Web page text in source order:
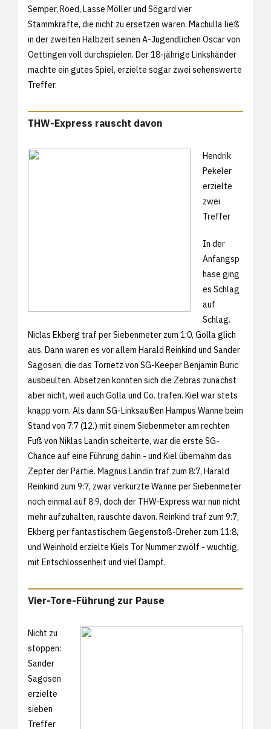
Semper, Roed, Lasse Möller und Sögard vier
Stammkräfte, die nicht zu ersetzen waren. Machulla ließ
in der zweiten Halbzeit seinen A-Jugendlichen Oscar von
Oettingen voll durchspielen. Der 18-jährige Linkshänder
machte ein gutes Spiel, erzielte sogar zwei sehenswerte
Treffer.
THW-Express rauscht davon
Hendrik
Pekeler
erzielte
zwei
Treffer
In der
Anfangsp
hase ging
es Schlag
auf
Schlag.
Niclas Ekberg traf per Siebenmeter zum 1:0, Golla glich
aus. Dann waren es vor allem Harald Reinkind und Sander
Sagosen, die das Tornetz von SG-Keeper Benjamin Buric
ausbeulten. Absetzen konnten sich die Zebras zunächst
aber nicht, weil auch Golla und Co. trafen. Kiel war stets
knapp vorn. Als dann SG-Linksaußen Hampus Wanne beim
Stand von 7:7 (12.) mit einem Siebenmeter am rechten
Fuß von Niklas Landin scheiterte, war die erste SG-
Chance auf eine Führung dahin - und Kiel übernahm das
Zepter der Partie. Magnus Landin traf zum 8:7, Harald
Reinkind zum 9:7, zwar verkürzte Wanne per Siebenmeter
noch einmal auf 8:9, doch der THW-Express war nun nicht
mehr aufzuhalten, rauschte davon. Reinkind traf zum 9:7,
Ekberg per fantastischem Gegenstoß-Dreher zum 11:8,
und Weinhold erzielte Kiels Tor Nummer zwölf - wuchtig,
mit Entschlossenheit und viel Dampf.
Vier-Tore-Führung zur Pause
Nicht zu
stoppen:
Sander
Sagosen
erzielte
sieben
Treffer